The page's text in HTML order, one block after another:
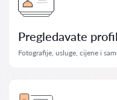
Pregledavate
Fotografije, usluge, cijene i